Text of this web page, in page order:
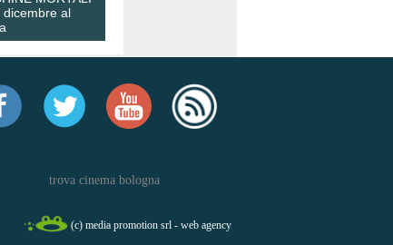
dicembre al
trova cinema bologna
(c) media promotion srl - web agency